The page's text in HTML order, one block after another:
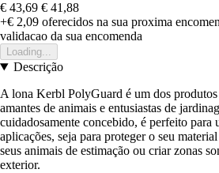
€ 43,69 € 41,88
+€ 2,09 oferecidos na sua proxima
validacao da sua encomenda
Loading...
Descrição
A lona Kerbl PolyGuard é um dos
amantes de animais e entusiastas de
cuidadosamente concebido, é perfeito para
aplicações, seja para proteger o seu
seus animais de estimação ou criar zonas
exterior.